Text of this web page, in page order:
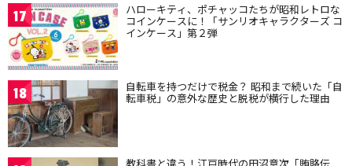
17 ハローキティ、ポチャッコたちが昭和レトロな
コインケースに！「サンリオキャラクターズ コ
インケース」第２弾
18 自転車を持つだけで税金？ 昭和まで続いた「自
転車税」の意外な歴史と脱税が横行した理由